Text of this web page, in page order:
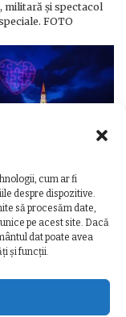
cum ar fi
despre dispozitive.
să procesăm date,
pe acest site. Dacă
dat poate avea
și funcții.
militară și spectacol
FOTO
Cluj-Napoca.
complet al